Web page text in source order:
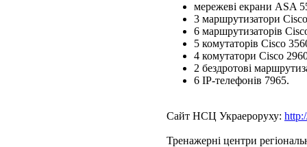
мережеві екрани ASA
3 маршрутизатори
6 маршрутизаторів
5 комутаторів Cisco
4 комутатори Cisco
2 бездротові
6 ІР-телефонів 7965.
Сайт НСЦ Украероруху:
Тренажерні центри